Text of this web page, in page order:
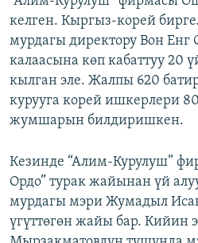
келген. Кыргыз-корей
мурдагы директору Вон
калаасына көп кабаттуу 20
кылган эле. Жалпы 620
курууга корей ишкерлери
жумшарын билдиришкен.
Кезинде “Алим-Курулуш”
Ордо” турак жайынан үй
мурдагы мэри Жумадыл
үгүттөгөн жайы бар. Кийин